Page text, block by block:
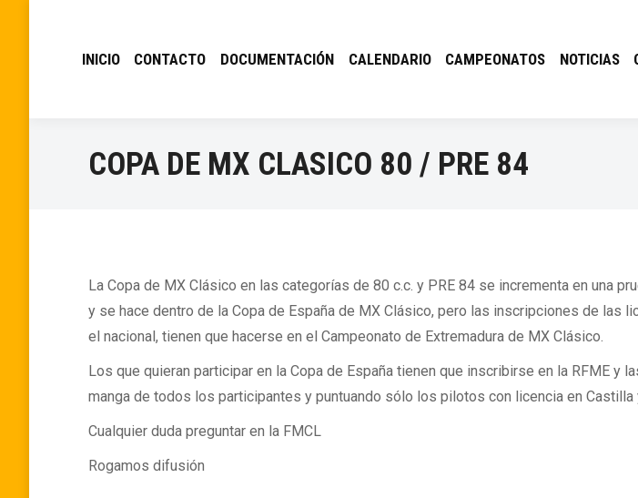
INICIO CONTACTO DOCUMENTACIÓN CALENDARIO CAMPEONATOS NOTICIAS
COPA DE MX CLASICO 80 / PRE 84
La Copa de MX Clásico en las categorías de 80 c.c. y PRE 84 se incrementa en una
y se hace dentro de la Copa de España de MX Clásico, pero las inscripciones de las
el nacional, tienen que hacerse en el Campeonato de Extremadura de MX Clásico.
Los que quieran participar en la Copa de España tienen que inscribirse en la RFME
manga de todos los participantes y puntuando sólo los pilotos con licencia en Castilla
Cualquier duda preguntar en la FMCL
Rogamos difusión